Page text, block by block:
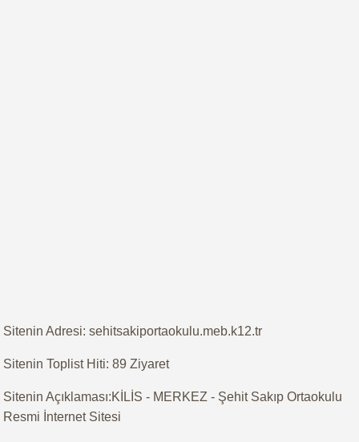
Sitenin Adresi: sehitsakiportaokulu.meb.k12.tr
Sitenin Toplist Hiti: 89 Ziyaret
Sitenin Açıklaması:KİLİS - MERKEZ - Şehit Sakıp Ortaokulu
Resmi İnternet Sitesi